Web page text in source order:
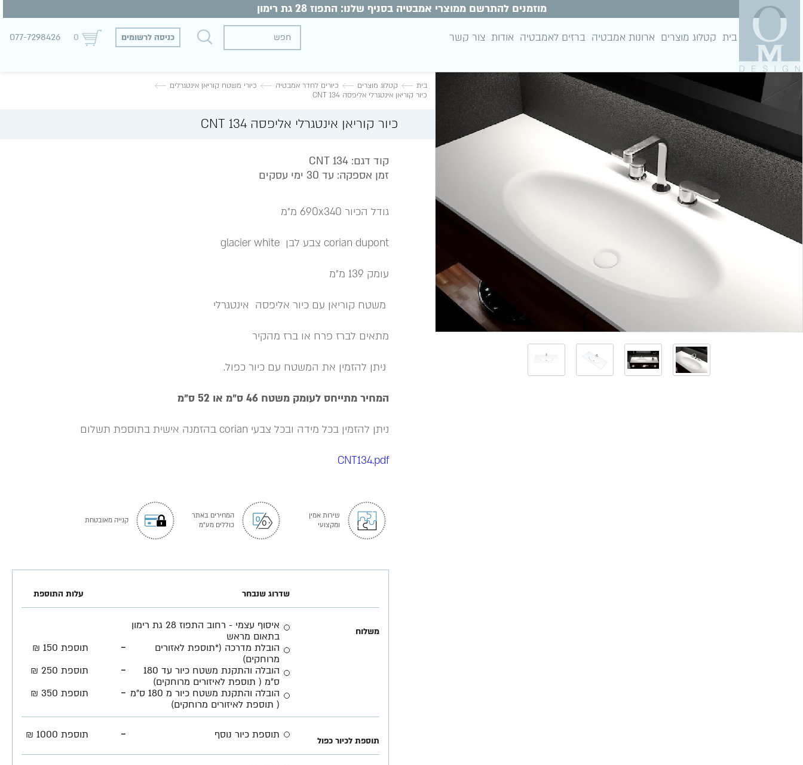
מוזמנים להתרשם ממוצרי אמבטיה בסניף שלנו: התפוז 28 גת רימון
בית קטלוג מוצרים ארונות אמבטיה ברזים לאמבטיה אודות צור קשר כניסה לרשומים 0
077-7298426
בית קטלוג מוצרים כיורים לחדר אמבטיה
כיורי משטח קוריאן אינטגרלים
כיור קוריאן אינטגרלי אליפסה CNT 134
כיור קוריאן אינטגרלי אליפסה CNT 134
קוד דגם: CNT 134
זמן אספקה: עד 30 ימי עסקים
גודל הכיור 690x340 מ״מ
corian dupont צבע לבן glacier white
עומק 139 מ״מ
משטח קוריאן עם כיור אליפסה אינטגרלי
מתאים לברז פרח או ברז מהקיר
ניתן להזמין את המשטח עם כיור כפול.
המחיר מתייחס לעומק משטח 46 ס״מ או 52 ס״מ
ניתן להזמין בכל מידה ובכל צבעי corian בהזמנה אישית בתוספת תשלום
CNT134.pdf
שירות אמין
ומקצועי
המחירים באתר
כוללים מע"מ
קנייה מאובטחת
שדרוג שנבחר עלות התוספת
משלוח
איסוף עצמי - רחוב התפוז 28 גת רימון
בתאום מראש
הובלת מדרכה (*תוספת לאזורים
מרוחקים)
-
תוספת 150 ₪
הובלה והתקנת משטח כיור עד 180
ס״מ ( תוספת לאיזורים מרוחקים)
-
תוספת 250 ₪
הובלה והתקנת משטח כיור מ 180 ס״מ
( תוספת לאיזורים מרוחקים)
- תוספת 350 ₪
תוספת לכיור כפול תוספת כיור נוסף - תוספת 1000 ₪